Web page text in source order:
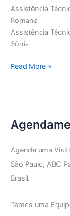
Assistência
Romana
Assistência
Sônia
Assistência
Read More »
Agende uma
São Paulo, ABC
Brasil.
Temos uma